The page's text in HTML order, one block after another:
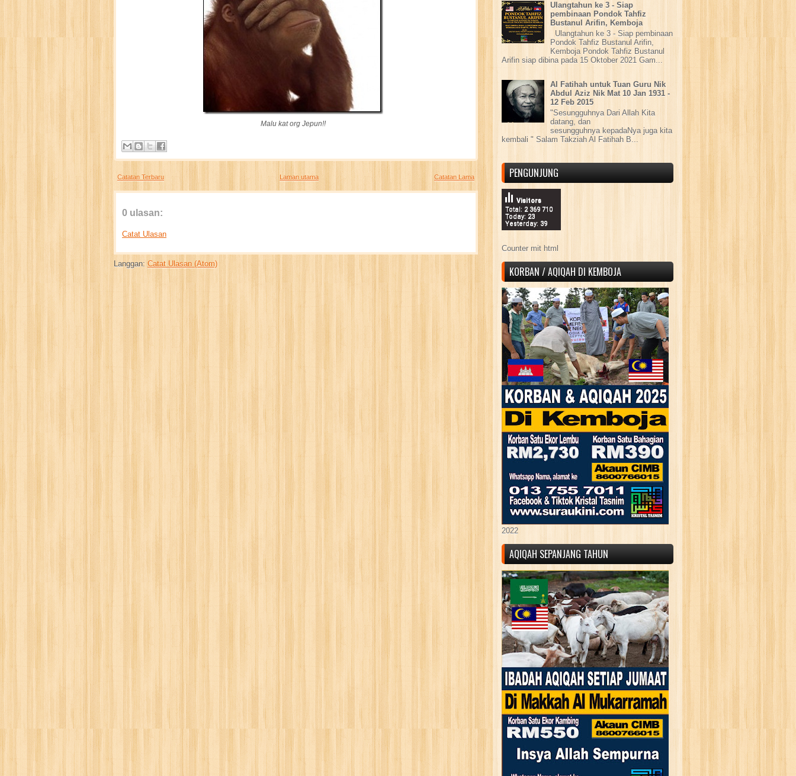
Malu kat org Jepun!!
Catatan Terbaru Catatan Lama
Laman utama
0 ulasan:
Catat Ulasan
Langgan: Catat Ulasan (Atom)
Ulangtahun ke 3 - Siap
pembinaan Pondok Tahfiz
Bustanul Arifin, Kemboja
Ulangtahun ke 3 - Siap pembinaan
Pondok Tahfiz Bustanul Arifin,
Kemboja Pondok Tahfiz Bustanul
Arifin siap dibina pada 15 Oktober 2021 Gam...
Al Fatihah untuk Tuan Guru Nik
Abdul Aziz Nik Mat 10 Jan 1931 -
12 Feb 2015
"Sesungguhnya Dari Allah Kita
datang, dan
sesungguhnya kepadaNya juga kita
kembali " Salam Takziah Al Fatihah B...
PENGUNJUNG
Total: 2 369 710
Today: 23
Yesterday: 39
Visitors
Counter mit html
KORBAN / AQIQAH DI KEMBOJA
2022
AQIQAH SEPANJANG TAHUN